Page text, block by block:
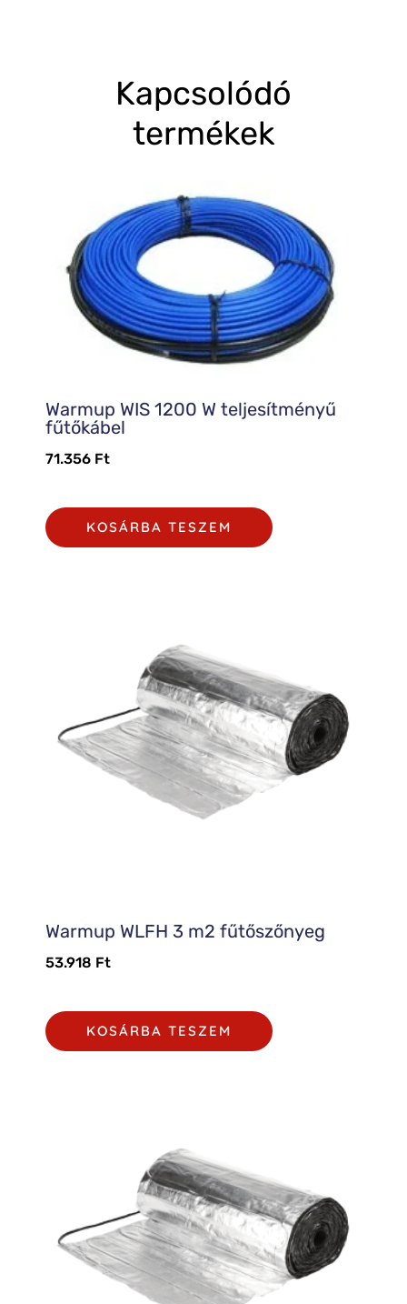
Kapcsolódó
termékek
Warmup WIS 1200 W teljesítményű
fűtőkábel
71.356 Ft
KOSÁRBA TESZEM
Warmup WLFH 3 m2 fűtőszőnyeg
53.918 Ft
KOSÁRBA TESZEM